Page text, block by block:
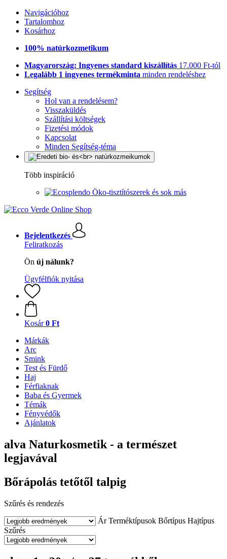
Navigációhoz
Tartalomhoz
Kosárhoz
100% natúrkozmetikum
Magyarország: Ingyenes standard kiszállítás 17.000 Ft-tól
Legalább 1 ingyenes termékminta minden rendeléshez
Segítség
Hol van a rendelésem?
Visszaküldés
Szállítási költségek
Fizetési módok
Kapcsolat
Minden Segítség-téma
Több inspiráció
Öko-tisztítószerek és sok más
Bejelentkezés
Feliratkozás
Ön új nálunk?
Ügyfélfiók nyitása
Kosár 0 Ft
Márkák
Arc
Smink
Test és Fürdő
Haj
Férfiaknak
Baba és Gyermek
Témák
Fényvédők
Ajánlatok
alva Naturkosmetik - a természet
legjavával
Bőrápolás tetőtől talpig
Szűrés és rendezés
Ár Terméktípusok Bőrtípus Hajtípus
Szűrés